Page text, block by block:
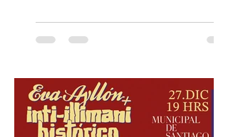
cinematográfica y actores en vivo,
recreando algunos de los universos más
una nueva atracción a su oferta
gastronómica y turística con la apertura de
Cinema, un restaurante temático
inspirado en el concepto de un museo de